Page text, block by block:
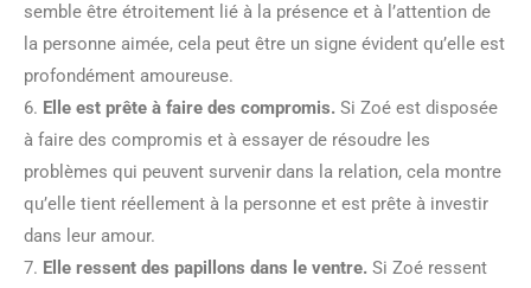
semble être étroitement lié à la présence et à l’attention de
la personne aimée, cela peut être un signe évident qu’elle est
profondément amoureuse.
6. Elle est prête à faire des compromis. Si Zoé est disposée
à faire des compromis et à essayer de résoudre les
problèmes qui peuvent survenir dans la relation, cela montre
qu’elle tient réellement à la personne et est prête à investir
dans leur amour.
7. Elle ressent des papillons dans le ventre. Si Zoé ressent